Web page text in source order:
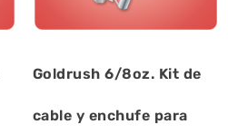
Goldrush 6/8oz. Kit de
cable y enchufe para